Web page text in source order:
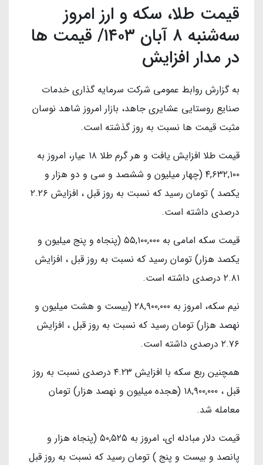
قیمت طلا، سکه و ارز امروز
سه‌شنبه ۸ آبان ۱۴۰۳/ قیمت ها
در مدار افزایش
به گزارش روابط عمومی شرکت سرمایه گذاری خدمات
صنایع روستایی عشایری جاهد، بازار امروز شاهد نوسان
مثبت قیمت ها نسبت به روز گذشته است.
قیمت طلا افزایش یافت و هر گرم طلا ۱۸ عیار، امروز به
۴,۶۳۲,۱۰۰ (چهار میلیون و ششصد و سی و دو هزار و
یکصد ) تومان رسید که نسبت به روز قبل ، افزایش ۲.۲۶
درصدی داشته است.
قیمت سکه امامی به ۵۵,۱۰۰,۰۰۰ (پنجاه و پنج میلیون و
یکصد هزار) تومان رسید که نسبت به روز قبل ، افزایش
۲.۸۱ درصدی داشته است.
نیم سکه، امروز به ۲۸,۹۰۰,۰۰۰ (بیست و هشت میلیون و
نهصد هزار) تومان رسید که نسبت به روز قبل ، افزایش
۲.۷۶ درصدی داشته است.
همچنین ربع سکه با افزایش ۴.۲۳ درصدی نسبت به روز
قبل ، ۱۸,۹۰۰,۰۰۰ (هجده میلیون و نهصد هزار) تومان
معامله شد.
قیمت دلار مبادله ای، امروز به ۵۰,۵۲۵ (پنجاه هزار و
پانصد و بیست و پنج ) تومان رسید که نسبت به روز قبل